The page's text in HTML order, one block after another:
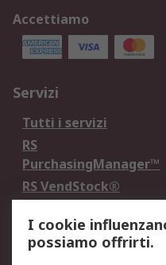
Accettiamo
Servizi
Tutti i servizi
RS
PurchasingManager™
RS VendStock®
Legale
I cookie
possiamo offrirti.